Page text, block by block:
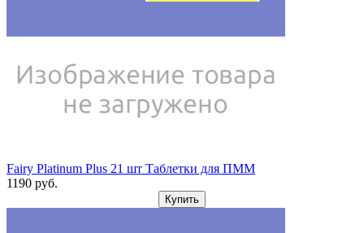
Fairy Platinum Plus 21 шт Таблетки для ПММ
1190 pуб.
Купить